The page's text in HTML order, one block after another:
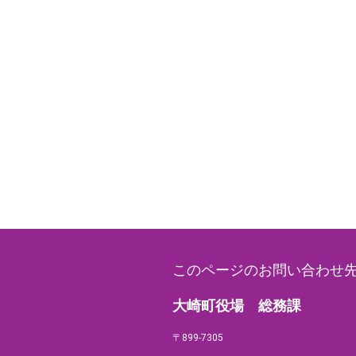
このページのお問い合わせ
大崎町役場 総務課
〒899-7305